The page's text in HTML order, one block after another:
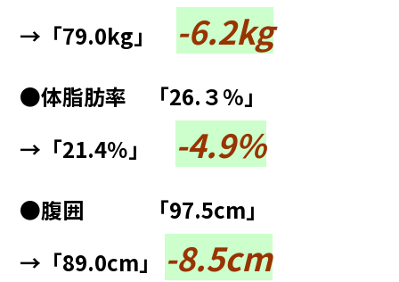
→「79.0kg」
-6.2kg
●体脂肪率 「26.３%」
→「21.4％」
-4.9%
●腹囲 「97.5cm」
→「89.0cm」
-8.5cm